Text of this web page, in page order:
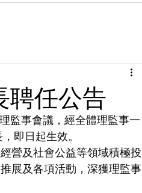
聘任公告
監事會議，經全體理監事一
即日起生效。
營及社會公益等領域積極投
展及各項活動，深獲理監事